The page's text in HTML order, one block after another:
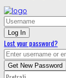
Lost your password?